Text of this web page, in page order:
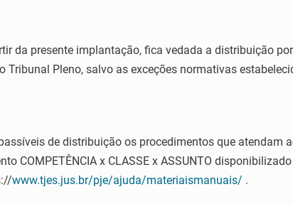
da presente implantação, fica vedada a distribuição
Tribunal Pleno, salvo as exceções normativas
de distribuição os procedimentos que
COMPETÊNCIA x CLASSE x ASSUNTO
www.tjes.jus.br/pje/ajuda/materiaismanuais/ .